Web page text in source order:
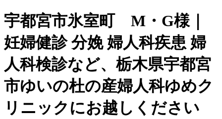
宇都宮市氷室町 M・G様｜
妊婦健診 分娩 婦人科疾患 婦
人科検診など、栃木県宇都宮
市ゆいの杜の産婦人科ゆめク
リニックにお越しください